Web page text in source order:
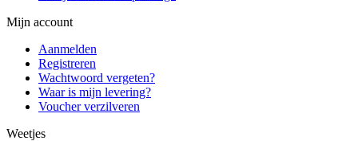
Mijn account
Aanmelden
Registreren
Wachtwoord vergeten?
Waar is mijn levering?
Voucher verzilveren
Weetjes